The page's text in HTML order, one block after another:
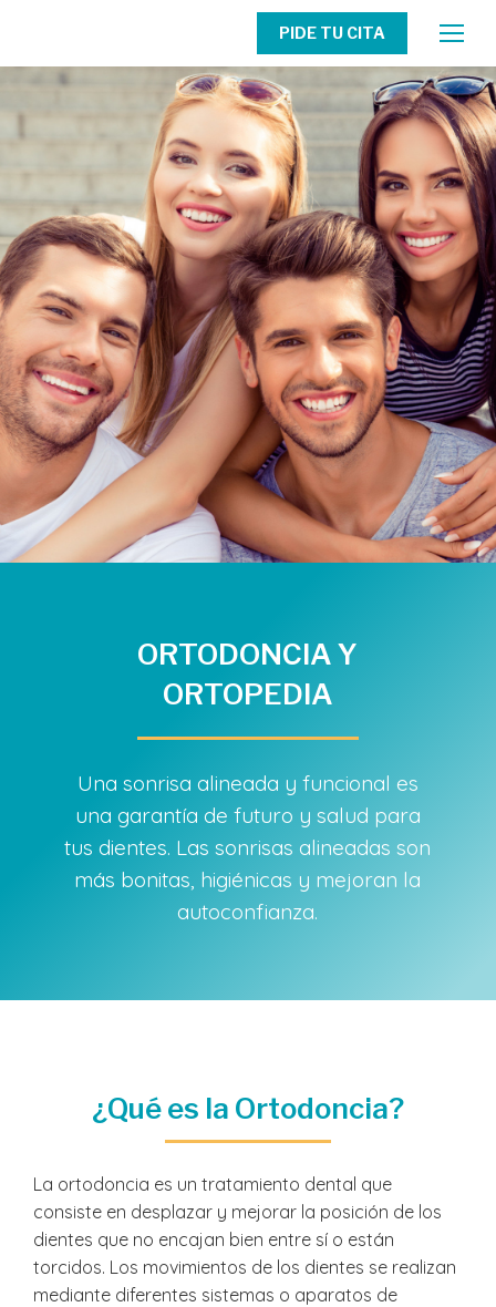
PIDE TU CITA
ORTODONCIA Y
ORTOPEDIA
Una sonrisa alineada y funcional es
una garantía de futuro y salud para
tus dientes. Las sonrisas alineadas son
más bonitas, higiénicas y mejoran la
autoconfianza.
¿Qué es la Ortodoncia?
La ortodoncia es un tratamiento dental que
consiste en desplazar y mejorar la posición de los
dientes que no encajan bien entre sí o están
torcidos. Los movimientos de los dientes se realizan
mediante diferentes sistemas o aparatos de